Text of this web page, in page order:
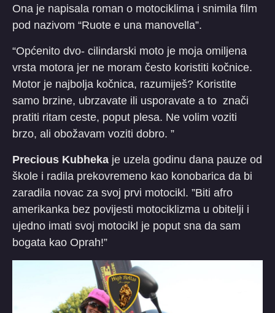
Ona je napisala roman o motociklima i snimila film
pod nazivom “Ruote e una manovella”.
“Općenito dvo- cilindarski moto je moja omiljena
vrsta motora jer ne moram često koristiti kočnice.
Motor je najbolja kočnica, razumiješ? Koristite
samo brzine, ubrzavate ili usporavate a to znači
pratiti ritam ceste, poput plesa. Ne volim voziti
brzo, ali obožavam voziti dobro. ”
Precious Kubheka je uzela godinu dana pauze od
škole i radila prekovremeno kao konobarica da bi
zaradila novac za svoj prvi motocikl. ”Biti afro
amerikanka bez povijesti motociklizma u obitelji i
ujedno imati svoj motocikl je poput sna da sam
bogata kao Oprah!”